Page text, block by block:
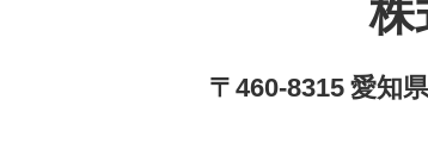
〒460-8315 愛知